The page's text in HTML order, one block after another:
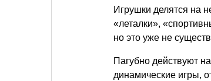
Игрушки делятся на
«леталки»,
но это уже не
Пагубно действуют
динамические игры,